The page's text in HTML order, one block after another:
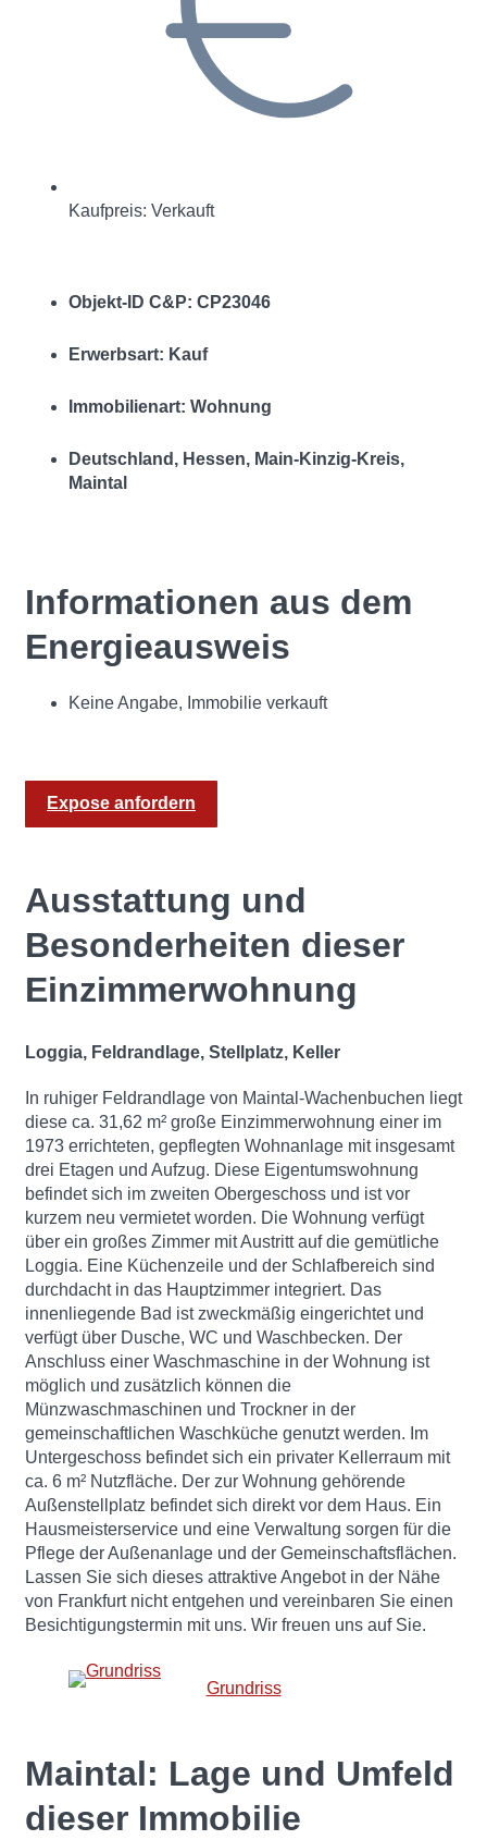
Kaufpreis: Verkauft
Objekt-ID C&P: CP23046
Erwerbsart: Kauf
Immobilienart: Wohnung
Deutschland, Hessen, Main-Kinzig-Kreis,
Maintal
Informationen aus dem
Energieausweis
Keine Angabe, Immobilie verkauft
Expose anfordern
Ausstattung und
Besonderheiten dieser
Einzimmerwohnung
Loggia, Feldrandlage, Stellplatz, Keller
In ruhiger Feldrandlage von Maintal-Wachenbuchen liegt
diese ca. 31,62 m² große Einzimmerwohnung einer im
1973 errichteten, gepflegten Wohnanlage mit insgesamt
drei Etagen und Aufzug. Diese Eigentumswohnung
befindet sich im zweiten Obergeschoss und ist vor
kurzem neu vermietet worden. Die Wohnung verfügt
über ein großes Zimmer mit Austritt auf die gemütliche
Loggia. Eine Küchenzeile und der Schlafbereich sind
durchdacht in das Hauptzimmer integriert. Das
innenliegende Bad ist zweckmäßig eingerichtet und
verfügt über Dusche, WC und Waschbecken. Der
Anschluss einer Waschmaschine in der Wohnung ist
möglich und zusätzlich können die
Münzwaschmaschinen und Trockner in der
gemeinschaftlichen Waschküche genutzt werden. Im
Untergeschoss befindet sich ein privater Kellerraum mit
ca. 6 m² Nutzfläche. Der zur Wohnung gehörende
Außenstellplatz befindet sich direkt vor dem Haus. Ein
Hausmeisterservice und eine Verwaltung sorgen für die
Pflege der Außenanlage und der Gemeinschaftsflächen.
Lassen Sie sich dieses attraktive Angebot in der Nähe
von Frankfurt nicht entgehen und vereinbaren Sie einen
Besichtigungstermin mit uns. Wir freuen uns auf Sie.
Grundriss
Maintal: Lage und Umfeld
dieser Immobilie